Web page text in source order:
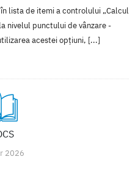
lista de itemi a controlului „Calcul
nivelul punctului de vânzare -
acestei opțiuni, [...]
2026